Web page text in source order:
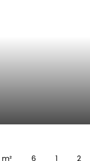
m² 6 1
2